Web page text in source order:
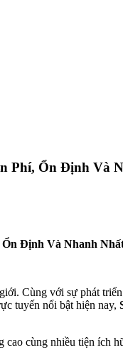
Phí, Ổn Định Và
Định Và Nhanh
Cùng với sự phát
tuyến nổi bật hiện nay,
cùng nhiều tiện ích